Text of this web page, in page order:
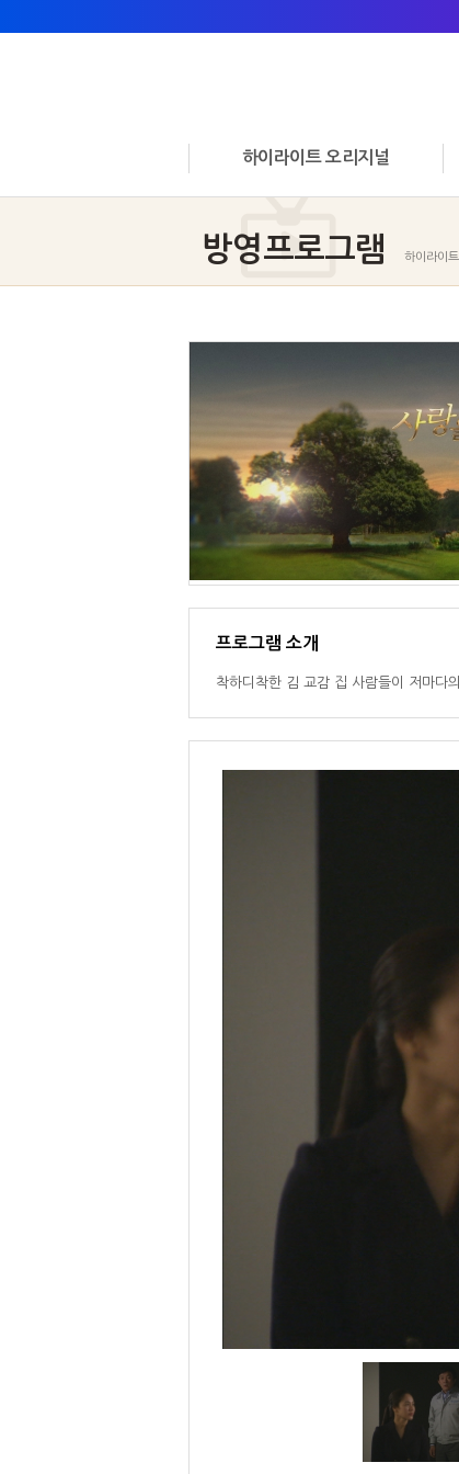
하이라이트 오리지널
방영프로그램 하이라이
프로그램 소개
착하디착한 김 교감 집 사람들이 저마다